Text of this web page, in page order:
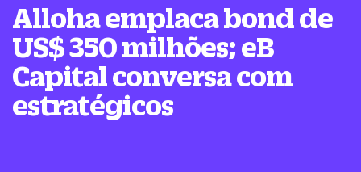
Alloha emplaca bond de
US$ 350 milhões; eB
Capital conversa com
estratégicos